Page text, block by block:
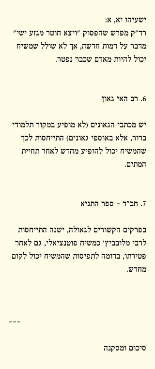
ישעיהו יא, א:
רד"ק מפרש שהפסוק "ויצא חוטר מגזע ישי"
מדבר על דמות חדשה, אך לא שולל שמשיח
יכול להיות מאדם שכבר נפטר.
6. רב האי גאון
יש מכתבי הגאונים (לא מופיע במקור תלמודי
ברור, אלא באוספי גאונים) התייחסות לכך
שהמשיח יכול להופיע מחדש לאחר תחיית
המתים.
7. חב"ד - ספר התניא
בפרקים הקשורים לגאולה, ישנה התייחסות
לרבי מלובביץ' כמשיח פוטנציאלי, גם לאחר
פטירתו, בדומה לתפיסות שהמשיח יכול לקום
מחדש.
---
סיכום ומסקנה